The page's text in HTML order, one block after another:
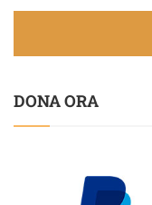
DONA ORA